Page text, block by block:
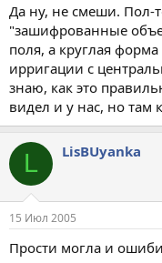
Да ну, не смеши. Пол-
"зашифрованные
поля, а круглая
ирригации с
знаю, как это
видел и у нас, но там
L LisBUyanka
15 Июл 2005
Прости могла и